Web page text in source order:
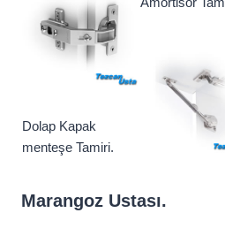
Dolap Kapak
menteşe Tamiri.
Marangoz Ustası.